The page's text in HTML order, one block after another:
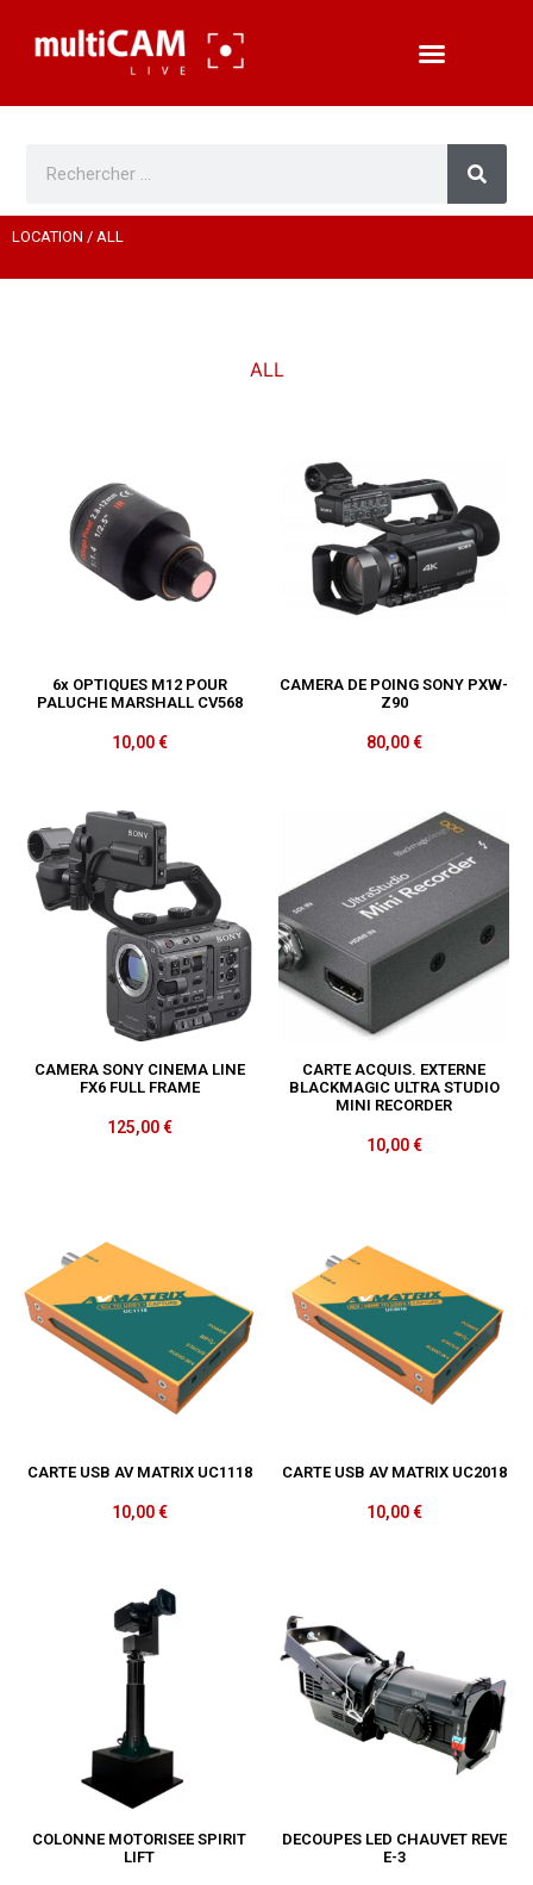
LOCATION / ALL
ALL
6x OPTIQUES M12 POUR
PALUCHE MARSHALL CV568
10,00€
CAMERA DE POING SONY PXW-
Z90
80,00€
CAMERA SONY CINEMA LINE
FX6 FULL FRAME
125,00€
CARTE ACQUIS. EXTERNE
BLACKMAGIC ULTRA STUDIO
MINI RECORDER
10,00€
CARTE USB AV MATRIX UC1118
10,00€
CARTE USB AV MATRIX UC2018
10,00€
COLONNE MOTORISEE SPIRIT
LIFT
DECOUPES LED CHAUVET REVE
E-3